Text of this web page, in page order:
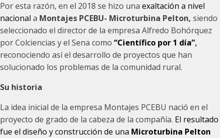
Por esta razón, en el 2018 se hizo una exaltación a nivel
nacional a Montajes PCEBU- Microturbina Pelton, siendo
seleccionado el director de la empresa Alfredo Bohórquez
por Colciencias y el Sena como “Científico por 1 día”,
reconociendo así el desarrollo de proyectos que han
solucionado los problemas de la comunidad rural.
Su historia
La idea inicial de la empresa Montajes PCEBU nació en el
proyecto de grado de la cabeza de la compañía. El resultado
fue el diseño y construcción de una Microturbina Pelton